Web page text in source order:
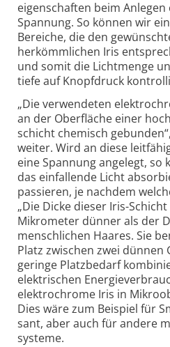
eigen­schaften beim
Spannung. So können wir
Bereiche, die den
her­kömm­lichen Iris
und somit die Licht­menge
tiefe auf Knopf­druck
„Die verwendeten
an der Ober­fläche einer
schicht chemisch
weiter. Wird an diese
eine Spannung an­ge­legt, so
das ein­fal­lende Licht
passieren, je nach­dem
„Die Dicke dieser Iris-
Mikro­meter dünner als der
mensch­lichen Haares. Sie
Platz zwischen zwei dünnen
geringe Platz­bedarf
elek­trischen
elek­tro­chrome Iris in
Dies wäre zum Beispiel für
sant, aber auch für andere
systeme.